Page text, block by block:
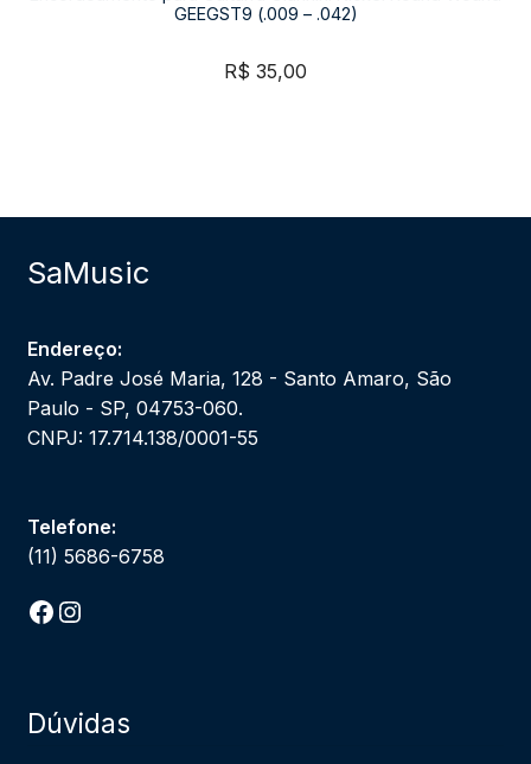
GEEGST9 (.009 – .042)
R$ 35,00
SaMusic
Endereço:
Av. Padre José Maria, 128 - Santo Amaro, São
Paulo - SP, 04753-060.
CNPJ: 17.714.138/0001-55
Telefone:
(11) 5686-6758
Facebook
Instagram
Dúvidas